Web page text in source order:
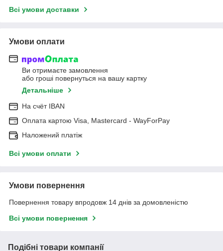
Всі умови доставки
Умови оплати
Ви отримаєте замовлення
або гроші повернуться на вашу картку
Детальніше
На cчёт IBAN
Оплата картою Visa, Mastercard - WayForPay
Наложений платіж
Всі умови оплати
Умови повернення
Повернення товару впродовж 14 днів за домовленістю
Всі умови повернення
Подібні товари компанії